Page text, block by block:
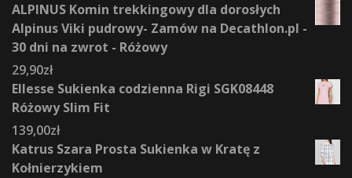
ALPINUS Komin trekkingowy dla dorosłych
Alpinus Viki pudrowy- Zamów na Decathlon.pl -
30 dni na zwrot - Różowy
29,90zł
Ellesse Sukienka codzienna Rigi SGK08448
Różowy Slim Fit
139,00zł
Katrus Szara Prosta Sukienka w Kratę z
Kołnierzykiem